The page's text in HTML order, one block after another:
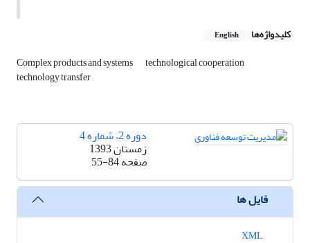
کلیدواژه‌ها English
Complex products and systems technological cooperation
technology transfer
دوره 2، شماره 4
زمستان 1393
صفحه55-84
فایل ها